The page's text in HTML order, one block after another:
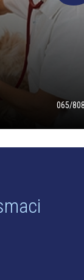
065/808-505